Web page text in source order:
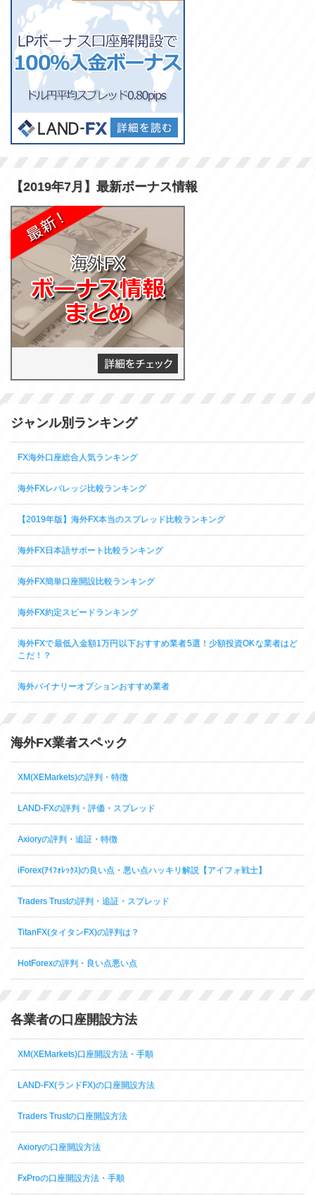
【2019年7月】最新ボーナス情報
ジャンル別ランキング
FX海外口座総合人気ランキング
海外FXレバレッジ比較ランキング
【2019年版】海外FX本当のスプレッド比較ランキング
海外FX日本語サポート比較ランキング
海外FX簡単口座開設比較ランキング
海外FX約定スピードランキング
海外FXで最低入金額1万円以下おすすめ業者5選！少額投資OKな業者はど
こだ！？
海外バイナリーオプションおすすめ業者
海外FX業者スペック
XM(XEMarkets)の評判・特徴
LAND-FXの評判・評価・スプレッド
Axioryの評判・追証・特徴
iForex(ｱｲﾌｫﾚｯｸｽ)の良い点・悪い点ハッキリ解説【アイフォ戦士】
Traders Trustの評判・追証・スプレッド
TitanFX(タイタンFX)の評判は？
HotForexの評判・良い点悪い点
各業者の口座開設方法
XM(XEMarkets)口座開設方法・手順
LAND-FX(ランドFX)の口座開設方法
Traders Trustの口座開設方法
Axioryの口座開設方法
FxProの口座開設方法・手順